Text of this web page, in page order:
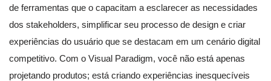
de ferramentas que o capacitam a esclarecer as necessidades
dos stakeholders, simplificar seu processo de design e criar
experiências do usuário que se destacam em um cenário digital
competitivo. Com o Visual Paradigm, você não está apenas
projetando produtos; está criando experiências inesquecíveis